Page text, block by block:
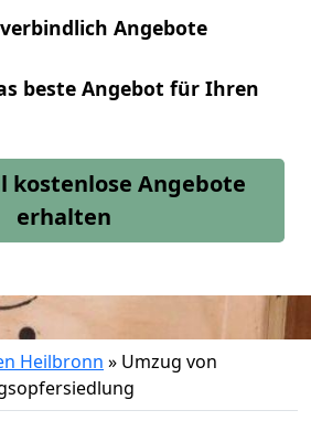
Angebote
beste Angebot für Ihren
kostenlose Angebote
erhalten
Heilbronn » Umzug von